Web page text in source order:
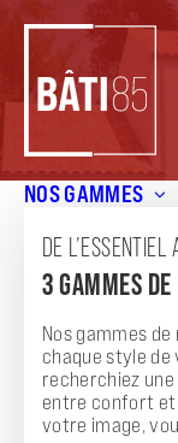
NOS GAMMES
DE
3 GAMMES
Nos gammes
chaque style de
recherchiez
entre confort et
votre image,
un beau terrain
ANNONCE
MAISON
BEAU
SUR-MER !